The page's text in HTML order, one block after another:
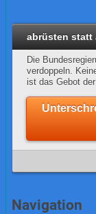
abrüsten statt
Die
verdoppeln.
ist das Gebot
Navigation